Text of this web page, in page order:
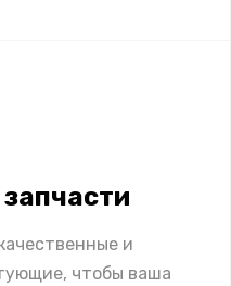
и
чтобы ваша